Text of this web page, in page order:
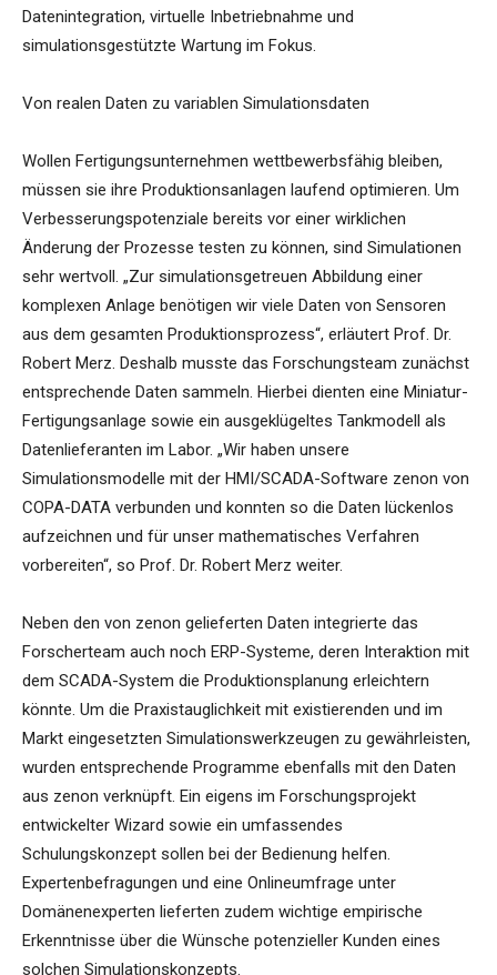
Datenintegration, virtuelle Inbetriebnahme und
simulationsgestützte Wartung im Fokus.
Von realen Daten zu variablen Simulationsdaten
Wollen Fertigungsunternehmen wettbewerbsfähig bleiben,
müssen sie ihre Produktionsanlagen laufend optimieren. Um
Verbesserungspotenziale bereits vor einer wirklichen
Änderung der Prozesse testen zu können, sind Simulationen
sehr wertvoll. „Zur simulationsgetreuen Abbildung einer
komplexen Anlage benötigen wir viele Daten von Sensoren
aus dem gesamten Produktionsprozess“, erläutert Prof. Dr.
Robert Merz. Deshalb musste das Forschungsteam zunächst
entsprechende Daten sammeln. Hierbei dienten eine Miniatur-
Fertigungsanlage sowie ein ausgeklügeltes Tankmodell als
Datenlieferanten im Labor. „Wir haben unsere
Simulationsmodelle mit der HMI/SCADA-Software zenon von
COPA-DATA verbunden und konnten so die Daten lückenlos
aufzeichnen und für unser mathematisches Verfahren
vorbereiten“, so Prof. Dr. Robert Merz weiter.
Neben den von zenon gelieferten Daten integrierte das
Forscherteam auch noch ERP-Systeme, deren Interaktion mit
dem SCADA-System die Produktionsplanung erleichtern
könnte. Um die Praxistauglichkeit mit existierenden und im
Markt eingesetzten Simulationswerkzeugen zu gewährleisten,
wurden entsprechende Programme ebenfalls mit den Daten
aus zenon verknüpft. Ein eigens im Forschungsprojekt
entwickelter Wizard sowie ein umfassendes
Schulungskonzept sollen bei der Bedienung helfen.
Expertenbefragungen und eine Onlineumfrage unter
Domänenexperten lieferten zudem wichtige empirische
Erkenntnisse über die Wünsche potenzieller Kunden eines
solchen Simulationskonzepts.